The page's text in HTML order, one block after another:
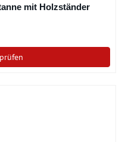
mit Holzständer